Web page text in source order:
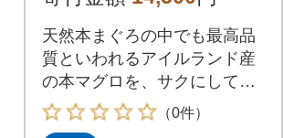
天然本まぐろの中でも最高品
質といわれるアイルランド産
の本マグロを、サクにして人
気の中トロのみを厳選しお届
けします! お刺身はもちろん、
（0件）